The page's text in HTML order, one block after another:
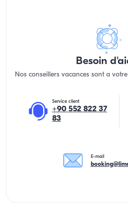
Besoin
Nos conseillers vacances sont a
Service client
+90 552 822 37
83
E-mail